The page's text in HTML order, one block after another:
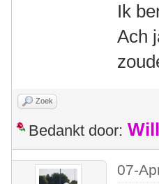
Ik
Ach
Zoek
Bedankt door:
07-